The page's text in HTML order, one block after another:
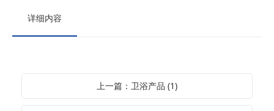
详细内容
上一篇：卫浴产品 (1)